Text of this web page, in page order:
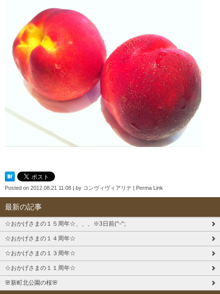
Posted on 2012.08.21 11:08 | by コンヴィヴィアリテ | Perma Link
最新の記事
☆おかげさまの１５周年☆、、、※3日前(^-^;
☆おかげさまの１４周年☆
☆おかげさまの１３周年☆
☆おかげさまの１１周年☆
🌸新町北公園の桜🌸